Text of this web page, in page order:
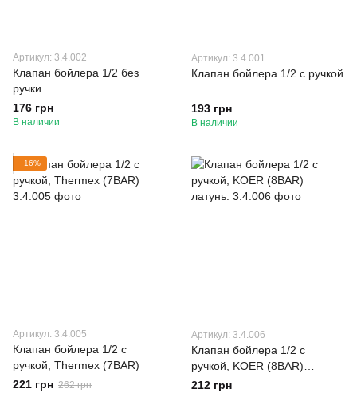
Артикул: 3.4.002
Клапан бойлера 1/2 без
ручки
176 грн
В наличии
Артикул: 3.4.001
Клапан бойлера 1/2 с ручкой
193 грн
В наличии
−16%
Артикул: 3.4.005
Клапан бойлера 1/2 с
ручкой, Thermex (7BAR)
221 грн 262 грн
Артикул: 3.4.006
Клапан бойлера 1/2 с
ручкой, KOER (8BAR)
латунь.
212 грн